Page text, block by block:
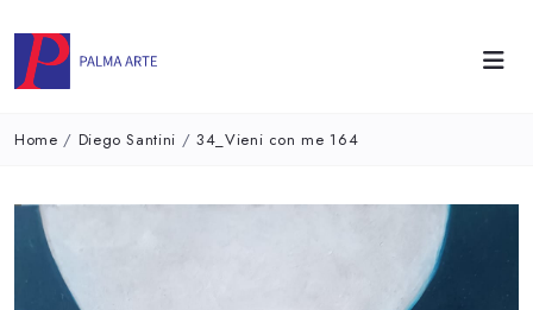
Home / Diego Santini / 34_Vieni con me 164